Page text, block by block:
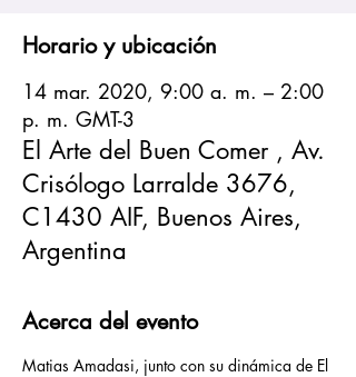
Horario y ubicación
14 mar. 2020, 9:00 a. m. – 2:00
p. m. GMT-3
El Arte del Buen Comer , Av.
Crisólogo Larralde 3676,
C1430 AIF, Buenos Aires,
Argentina
Acerca del evento
Matias Amadasi, junto con su dinámica de El